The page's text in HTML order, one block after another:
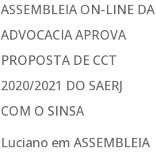
ASSEMBLEIA ON-LINE DA
ADVOCACIA APROVA
PROPOSTA DE CCT
2020/2021 DO SAERJ
COM O SINSA
Luciano emASSEMBLEIA